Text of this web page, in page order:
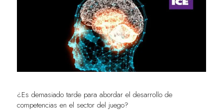
¿Es demasiado tarde para abordar el desarrollo de
competencias en el sector del juego?